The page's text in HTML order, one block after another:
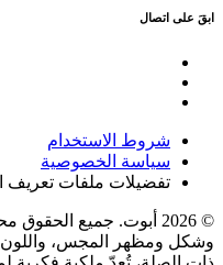
ابقَ على اتصال
شروط الاستخدام
سياسة الخصوصية
تفضيلات ملفات تعريف
© 2026 أبوت. جميع
وشكل ومظهر المجس، واللون